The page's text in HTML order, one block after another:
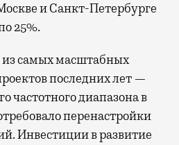
и Санкт-Петербурге
25%.
самых масштабных
последних лет —
частотного диапазона в
перенастройки
Инвестиции в развитие